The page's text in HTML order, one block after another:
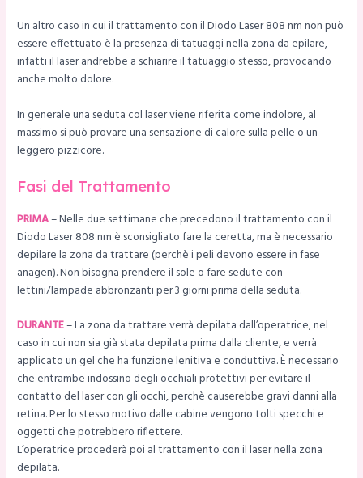
Un altro caso in cui il trattamento con il Diodo Laser 808 nm non può
essere effettuato è la presenza di tatuaggi nella zona da epilare,
infatti il laser andrebbe a schiarire il tatuaggio stesso, provocando
anche molto dolore.
In generale una seduta col laser viene riferita come indolore, al
massimo si può provare una sensazione di calore sulla pelle o un
leggero pizzicore.
Fasi del Trattamento
PRIMA– Nelle due settimane che precedono il trattamento con il
Diodo Laser 808 nm è sconsigliato fare la ceretta, ma è necessario
depilare la zona da trattare (perchè i peli devono essere in fase
anagen). Non bisogna prendere il sole o fare sedute con
lettini/lampade abbronzanti per 3 giorni prima della seduta.
DURANTE– La zona da trattare verrà depilata dall’operatrice, nel
caso in cui non sia già stata depilata prima dalla cliente, e verrà
applicato un gel che ha funzione lenitiva e conduttiva. È necessario
che entrambe indossino degli occhiali protettivi per evitare il
contatto del laser con gli occhi, perchè causerebbe gravi danni alla
retina. Per lo stesso motivo dalle cabine vengono tolti specchi e
oggetti che potrebbero riflettere.
L’operatrice procederà poi al trattamento con il laser nella zona
depilata.